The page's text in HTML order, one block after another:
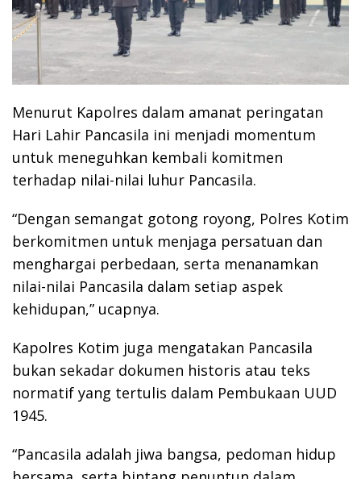
Menurut Kapolres dalam amanat peringatan
Hari Lahir Pancasila ini menjadi momentum
untuk meneguhkan kembali komitmen
terhadap nilai-nilai luhur Pancasila.
“Dengan semangat gotong royong, Polres Kotim
berkomitmen untuk menjaga persatuan dan
menghargai perbedaan, serta menanamkan
nilai-nilai Pancasila dalam setiap aspek
kehidupan,” ucapnya.
Kapolres Kotim juga mengatakan Pancasila
bukan sekadar dokumen historis atau teks
normatif yang tertulis dalam Pembukaan UUD
1945.
“Pancasila adalah jiwa bangsa, pedoman hidup